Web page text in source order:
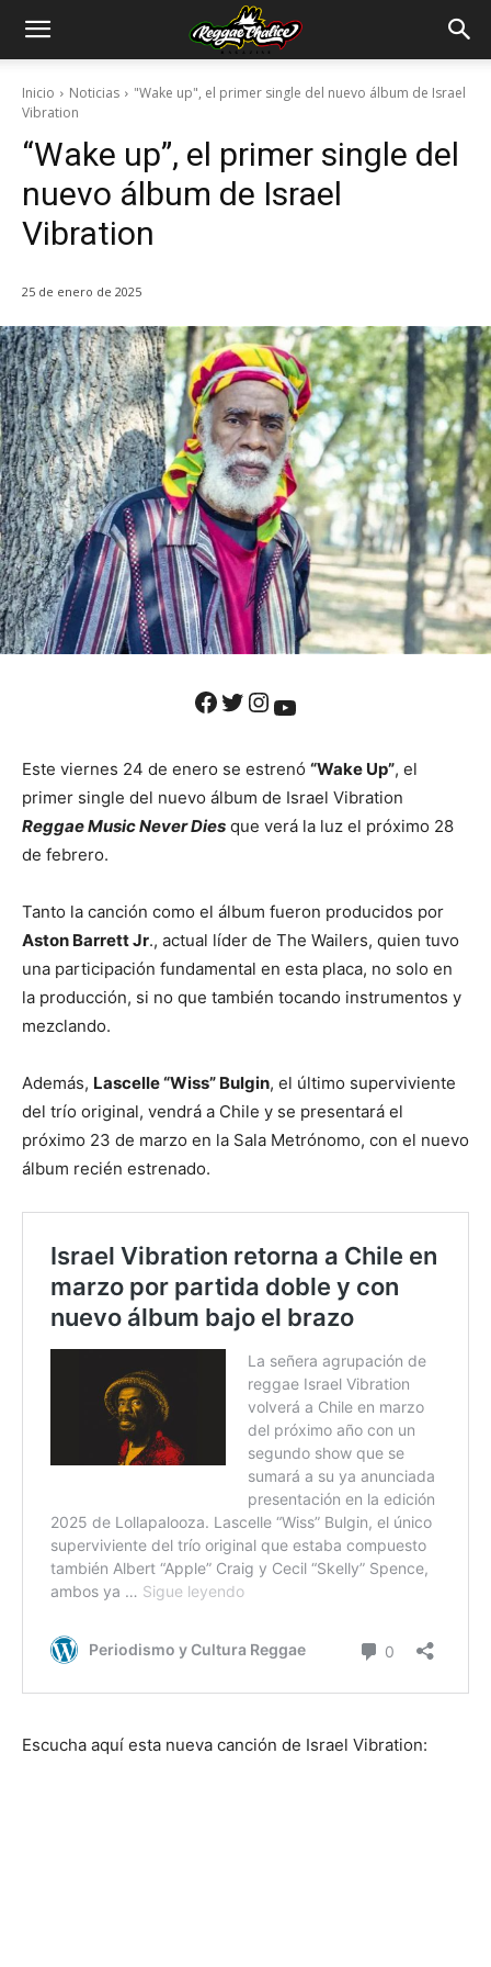
Inicio Noticias
"Wake up", el primer single del nuevo álbum de Israel
Vibration
“Wake up”, el primer single del
nuevo álbum de Israel
Vibration
25 de enero de 2025
Facebook Twitter Instagram YouTube
Este viernes 24 de enero se estrenó “Wake Up”, el
primer single del nuevo álbum de Israel Vibration
Reggae Music Never Dies que verá la luz el próximo 28
de febrero.
Tanto la canción como el álbum fueron producidos por
Aston Barrett Jr., actual líder de The Wailers, quien tuvo
una participación fundamental en esta placa, no solo en
la producción, si no que también tocando instrumentos y
mezclando.
Además, Lascelle “Wiss” Bulgin, el último superviviente
del trío original, vendrá a Chile y se presentará el
próximo 23 de marzo en la Sala Metrónomo, con el nuevo
álbum recién estrenado.
Escucha aquí esta nueva canción de Israel Vibration: